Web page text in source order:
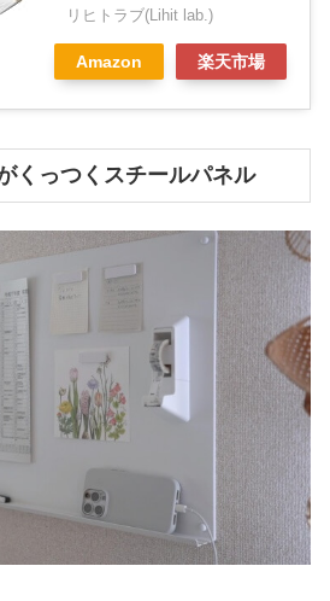
リヒトラブ(Lihit lab.)
Amazon 楽天市場
くっつくスチールパネル